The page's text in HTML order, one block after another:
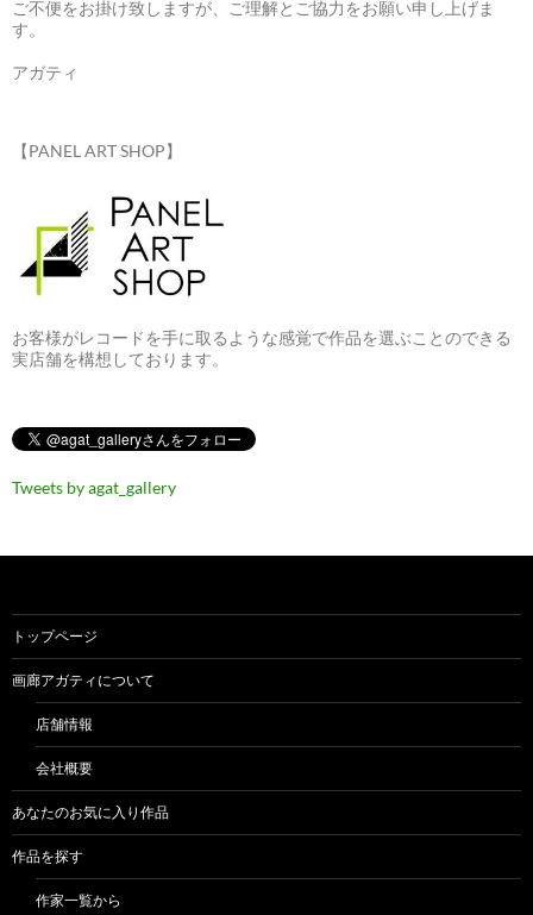
ご不便をお掛け致しますが、ご理解とご協力をお願い申し上げま
す。
アガティ
【PANEL ART SHOP】
お客様がレコードを手に取るような感覚で作品を選ぶことのできる
実店舗を構想しております。
Tweets by agat_gallery
トップページ
画廊アガティについて
店舗情報
会社概要
あなたのお気に入り作品
作品を探す
作家一覧から